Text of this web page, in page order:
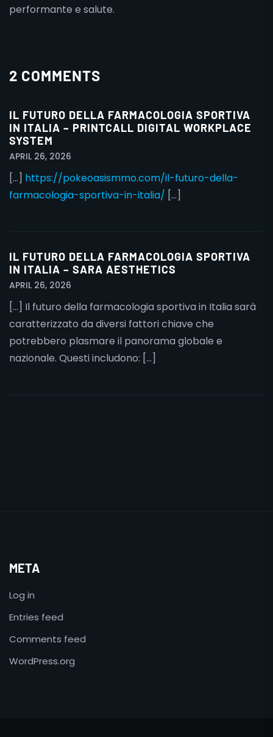
performante e salute.
2 COMMENTS
IL FUTURO DELLA FARMACOLOGIA SPORTIVA
IN ITALIA – PRINTCALL DIGITAL WORKPLACE
SYSTEM
APRIL 26, 2026
[…] https://pokeoasismmo.com/il-futuro-della-
farmacologia-sportiva-in-italia/ […]
IL FUTURO DELLA FARMACOLOGIA SPORTIVA
IN ITALIA – SARA AESTHETICS
APRIL 26, 2026
[…] Il futuro della farmacologia sportiva in Italia sarà
caratterizzato da diversi fattori chiave che
potrebbero plasmare il panorama globale e
nazionale. Questi includono: […]
META
Log in
Entries feed
Comments feed
WordPress.org